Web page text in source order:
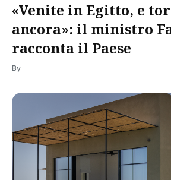
«Venite in Egitto, e
ancora»: il ministro
racconta il Paese
By